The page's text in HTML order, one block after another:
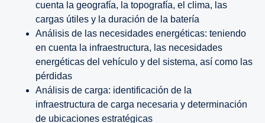
cuenta la geografía, la topografía, el clima, las
cargas útiles y la duración de la batería
Análisis de las necesidades energéticas: teniendo
en cuenta la infraestructura, las necesidades
energéticas del vehículo y del sistema, así como las
pérdidas
Análisis de carga: identificación de la
infraestructura de carga necesaria y determinación
de ubicaciones estratégicas